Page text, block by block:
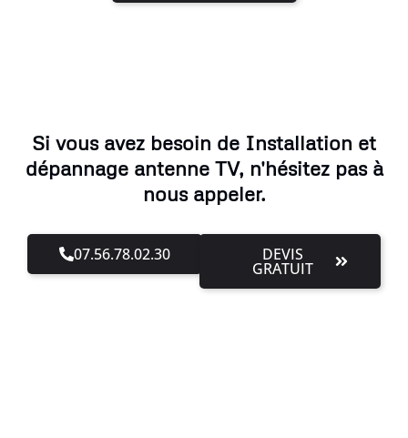
Si vous avez besoin de Installation et
dépannage antenne TV, n'hésitez pas à
nous appeler.
07.56.78.02.30 DEVIS
GRATUIT